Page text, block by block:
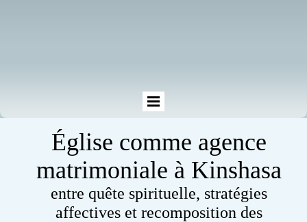
Église comme agence
matrimoniale à Kinshasa
entre quête spirituelle, stratégies
affectives et recomposition des